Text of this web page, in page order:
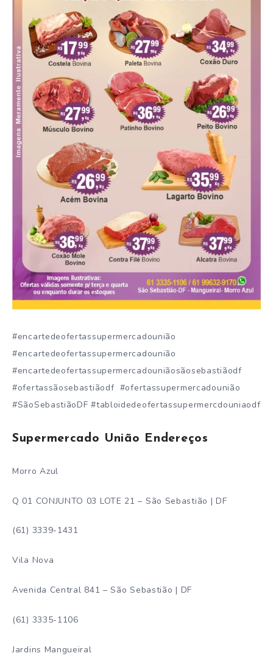
#encartedeofertassupermercadounião
#encartedeofertassupermercadounião
#encartedeofertassupermercadouniãosãosebastiãodf
#ofertassãosebastiãodf #ofertassupermercadounião
#SãoSebastiãoDF #tabloidedeofertassupermercdouniaodf
Supermercado União Endereços
Morro Azul
Q 01 CONJUNTO 03 LOTE 21 – São Sebastião | DF
(61) 3339-1431
Vila Nova
Avenida Central 841 – São Sebastião | DF
(61) 3335-1106
Jardins Mangueiral